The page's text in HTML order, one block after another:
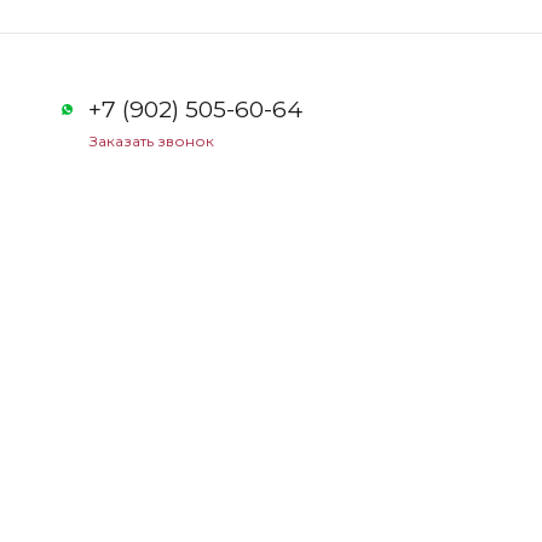
+7 (902) 505-60-64
Заказать звонок